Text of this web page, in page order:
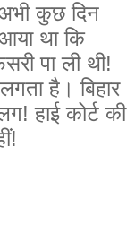
अभी कुछ दिन
था कि
पा ली थी!
है। बिहार
हाई कोर्ट की